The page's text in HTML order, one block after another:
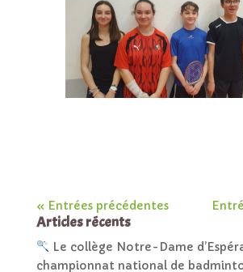
« Entrées précédentes
Articles récents
Le collège Notre-Dame
championnat national de